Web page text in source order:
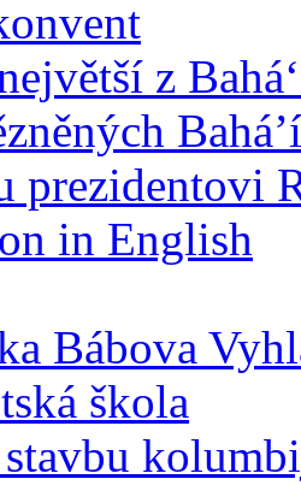
z
prezidentovi
in English
Bábova
škola